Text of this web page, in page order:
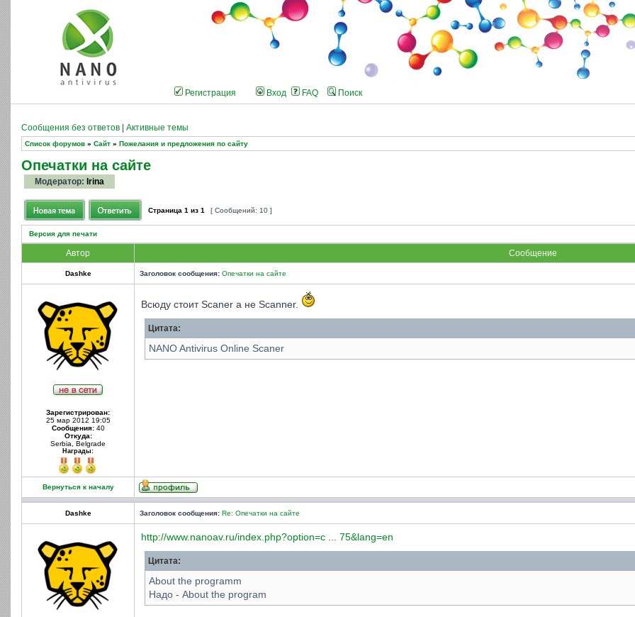
Регистрация Вход FAQ Поиск
Сообщения без ответов Активные темы
Список форумов » Сайт » Пожелания и предложения по сайту
Опечатки на сайте
Модератор: Irina
Страница 1 из 1 [ Сообщений: 10 ]
Версия для печати
Автор Сообщение
Dashke Заголовок сообщения: Опечатки на сайте
Зарегистрирован:
25 мар 2012 19:05
Сообщения:40
Откуда:
Serbia, Belgrade
Награды:
Всюду стоит Scaner а не Scanner.
Цитата:
NANO Antivirus Online Scaner
Вернуться к началу
Dashke Заголовок сообщения: Re: Опечатки на сайте
http://www.nanoav.ru/index.php?option=c ... 75&lang=en
Цитата:
About the programm
Надо - About the program